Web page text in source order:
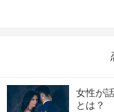
女性が
とは？